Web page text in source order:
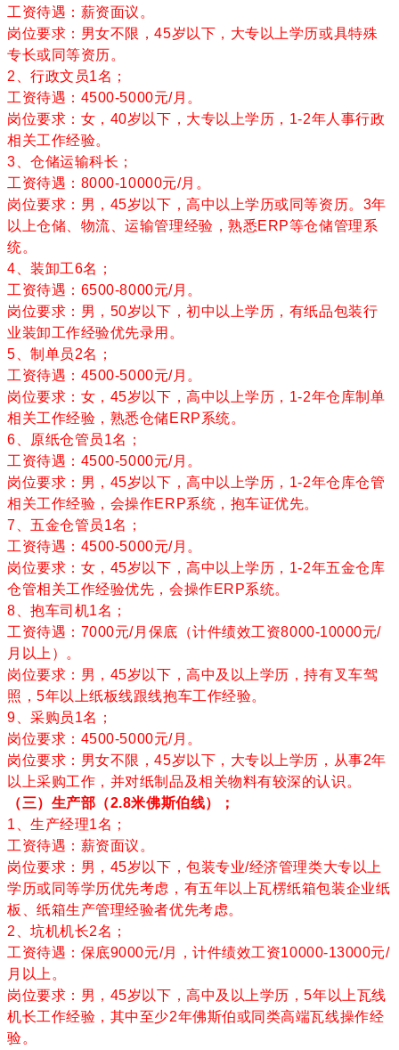
工资待遇：薪资面议。
岗位要求：男女不限，45岁以下，大专以上学历或具特殊
专长或同等资历。
2、行政文员1名；
工资待遇：4500-5000元/月。
岗位要求：女，40岁以下，大专以上学历，1-2年人事行政
相关工作经验。
3、仓储运输科长；
工资待遇：8000-10000元/月。
岗位要求：男，45岁以下，高中以上学历或同等资历。3年
以上仓储、物流、运输管理经验，熟悉ERP等仓储管理系
统。
4、装卸工6名；
工资待遇：6500-8000元/月。
岗位要求：男，50岁以下，初中以上学历，有纸品包装行
业装卸工作经验优先录用。
5、制单员2名；
工资待遇：4500-5000元/月。
岗位要求：女，45岁以下，高中以上学历，1-2年仓库制单
相关工作经验，熟悉仓储ERP系统。
6、原纸仓管员1名；
工资待遇：4500-5000元/月。
岗位要求：男，45岁以下，高中以上学历，1-2年仓库仓管
相关工作经验，会操作ERP系统，抱车证优先。
7、五金仓管员1名；
工资待遇：4500-5000元/月。
岗位要求：女，45岁以下，高中以上学历，1-2年五金仓库
仓管相关工作经验优先，会操作ERP系统。
8、抱车司机1名；
工资待遇：7000元/月保底（计件绩效工资8000-10000元/
月以上）。
岗位要求：男，45岁以下，高中及以上学历，持有叉车驾
照，5年以上纸板线跟线抱车工作经验。
9、采购员1名；
岗位要求：4500-5000元/月。
岗位要求：男女不限，45岁以下，大专以上学历，从事2年
以上采购工作，并对纸制品及相关物料有较深的认识。
（三）生产部（2.8米佛斯伯线）；
1、生产经理1名；
工资待遇：薪资面议。
岗位要求：男，45岁以下，包装专业/经济管理类大专以上
学历或同等学历优先考虑，有五年以上瓦楞纸箱包装企业纸
板、纸箱生产管理经验者优先考虑。
2、坑机机长2名；
工资待遇：保底9000元/月，计件绩效工资10000-13000元/
月以上。
岗位要求：男，45岁以下，高中及以上学历，5年以上瓦线
机长工作经验，其中至少2年佛斯伯或同类高端瓦线操作经
验。